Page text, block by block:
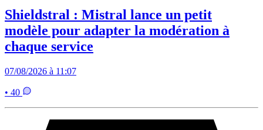
Shieldstral : Mistral lance un petit
modèle pour adapter la modération à
chaque service
07/08/2026 à 11:07
• 40